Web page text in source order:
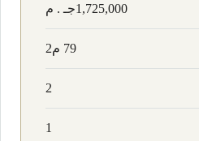
1,725,000جـ . م
79 م2
2
1